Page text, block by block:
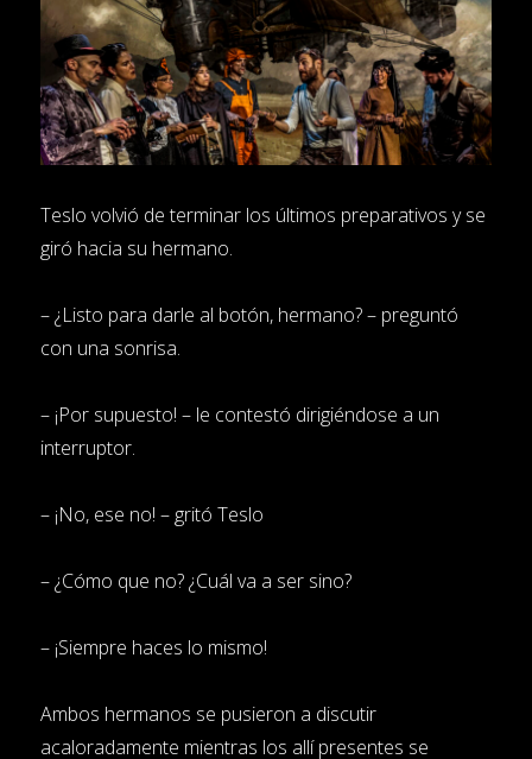
Teslo volvió de terminar los últimos preparativos y se
giró hacia su hermano.
– ¿Listo para darle al botón, hermano? – preguntó
con una sonrisa.
– ¡Por supuesto! – le contestó dirigiéndose a un
interruptor.
– ¡No, ese no! – gritó Teslo
– ¿Cómo que no? ¿Cuál va a ser sino?
– ¡Siempre haces lo mismo!
Ambos hermanos se pusieron a discutir
acaloradamente mientras los allí presentes se